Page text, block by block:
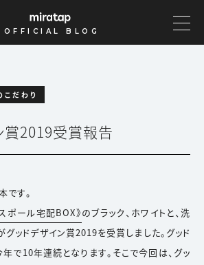
OFFICIAL BLOG
こだわり
賞2019受賞報告
です。
ポール宅配BOX》のブラック、ホワイトと、洗
グッドデザイン賞2019を受賞しました。グッド
で10年連続となります。そこで今回は、グッ